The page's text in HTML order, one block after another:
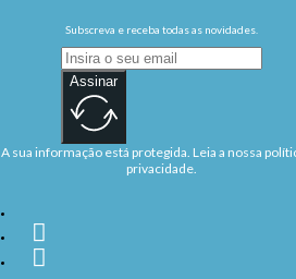
Subscreva e receba todas as novidades.
Assinar
A sua informação está protegida. Leia a nossa
privacidade.